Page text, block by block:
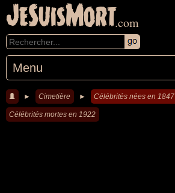
JeSuisMort.com
Menu
► Cimetière ► Célébrités nées en 1847
Célébrités mortes en 1922